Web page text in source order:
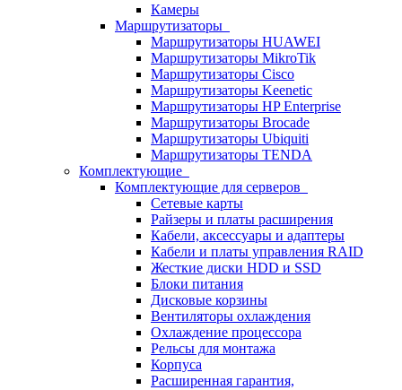
Камеры
Маршрутизаторы
Маршрутизаторы HUAWEI
Маршрутизаторы MikroTik
Маршрутизаторы Cisco
Маршрутизаторы Keenetic
Маршрутизаторы HP Enterprise
Маршрутизаторы Brocade
Маршрутизаторы Ubiquiti
Маршрутизаторы TENDA
Комплектующие
Комплектующие для серверов
Сетевые карты
Райзеры и платы расширения
Кабели, аксессуары и адаптеры
Кабели и платы управления RAID
Жесткие диски HDD и SSD
Блоки питания
Дисковые корзины
Вентиляторы охлаждения
Охлаждение процессора
Рельсы для монтажа
Корпуса
Расширенная гарантия,